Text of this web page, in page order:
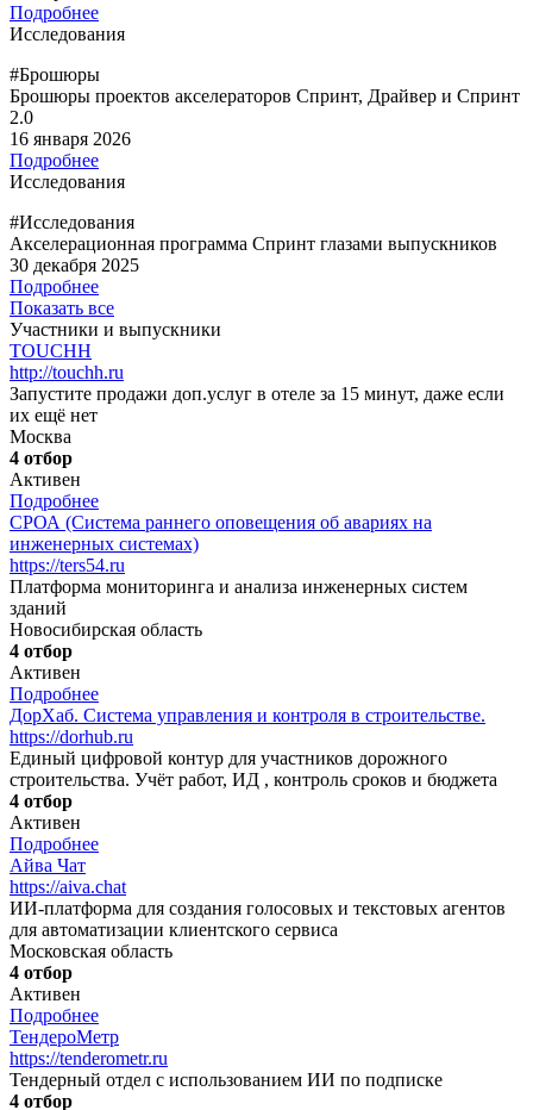
Подробнее
Исследования
#Брошюры
Брошюры проектов акселераторов Спринт, Драйвер и Спринт
2.0
16 января 2026
Подробнее
Исследования
#Исследования
Акселерационная программа Спринт глазами выпускников
30 декабря 2025
Подробнее
Показать все
Участники и выпускники
TOUCHH
http://touchh.ru
Запустите продажи доп.услуг в отеле за 15 минут, даже если
их ещё нет
Москва
4 отбор
Активен
Подробнее
СРОА (Система раннего оповещения об авариях на
инженерных системах)
https://ters54.ru
Платформа мониторинга и анализа инженерных систем
зданий
Новосибирская область
4 отбор
Активен
Подробнее
ДорХаб. Система управления и контроля в строительстве.
https://dorhub.ru
Единый цифровой контур для участников дорожного
строительства. Учёт работ, ИД , контроль сроков и бюджета
4 отбор
Активен
Подробнее
Айва Чат
https://aiva.chat
ИИ-платформа для создания голосовых и текстовых агентов
для автоматизации клиентского сервиса
Московская область
4 отбор
Активен
Подробнее
ТендероМетр
https://tenderometr.ru
Тендерный отдел с использованием ИИ по подписке
4 отбор